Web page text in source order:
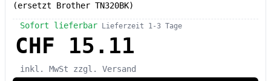
(ersetzt Brother TN320BK)
Sofort lieferbar Lieferzeit 1-3 Tage
CHF 15.11
inkl. MwSt
zzgl. Versand